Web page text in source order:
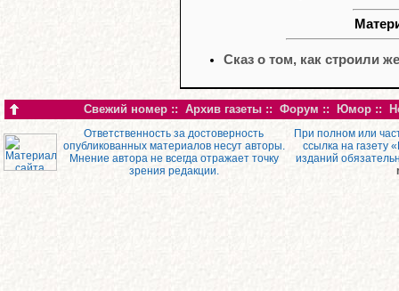
Сказ о том, как строили
Свежий номер :: Архив газеты :: Форум :: Юмор ::
Ответственность за достоверность
опубликованных материалов несут авторы.
Мнение автора не всегда отражает точку
зрения редакции.
При полном или
ссылка на газету
изданий